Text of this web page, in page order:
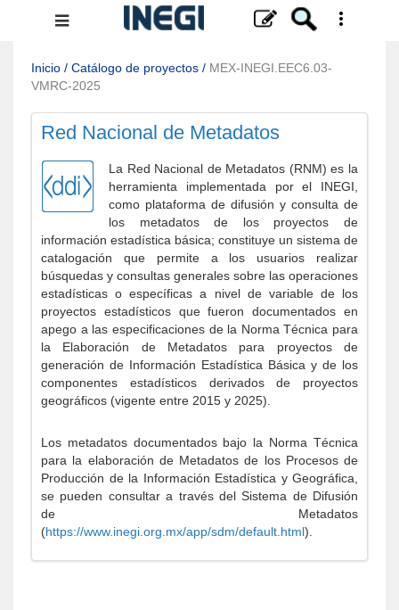
Menú
navegación
Inicio / Catálogo de proyectos / MEX-INEGI.EEC6.03-
VMRC-2025
Red Nacional de Metadatos
La Red Nacional de Metadatos (RNM) es la
herramienta implementada por el INEGI,
como plataforma de difusión y consulta de
los metadatos de los proyectos de
información estadística básica; constituye un sistema de
catalogación que permite a los usuarios realizar
búsquedas y consultas generales sobre las operaciones
estadísticas o específicas a nivel de variable de los
proyectos estadísticos que fueron documentados en
apego a las especificaciones de la Norma Técnica para
la Elaboración de Metadatos para proyectos de
generación de Información Estadística Básica y de los
componentes estadísticos derivados de proyectos
geográficos (vigente entre 2015 y 2025).
Los metadatos documentados bajo la Norma Técnica
para la elaboración de Metadatos de los Procesos de
Producción de la Información Estadística y Geográfica,
se pueden consultar a través del Sistema de Difusión
de Metadatos
(https://www.inegi.org.mx/app/sdm/default.html).